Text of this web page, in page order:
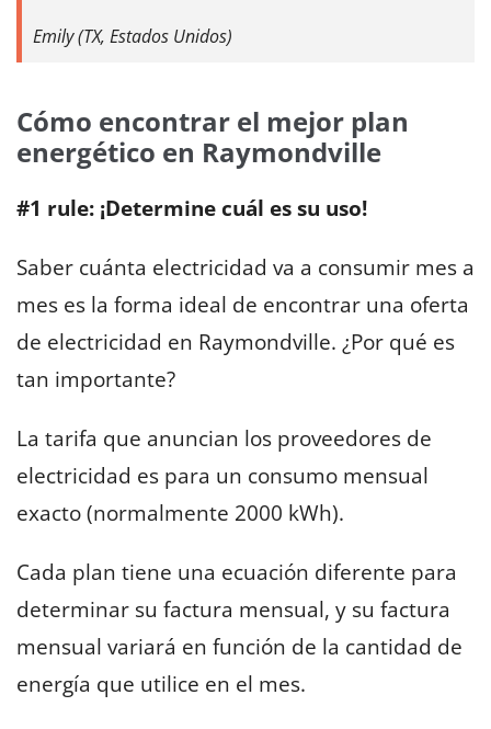
Emily (TX, Estados Unidos)
Cómo encontrar el mejor plan
energético en Raymondville
#1 rule: ¡Determine cuál es su uso!
Saber cuánta electricidad va a consumir mes a
mes es la forma ideal de encontrar una oferta
de electricidad en Raymondville. ¿Por qué es
tan importante?
La tarifa que anuncian los proveedores de
electricidad es para un consumo mensual
exacto (normalmente 2000 kWh).
Cada plan tiene una ecuación diferente para
determinar su factura mensual, y su factura
mensual variará en función de la cantidad de
energía que utilice en el mes.